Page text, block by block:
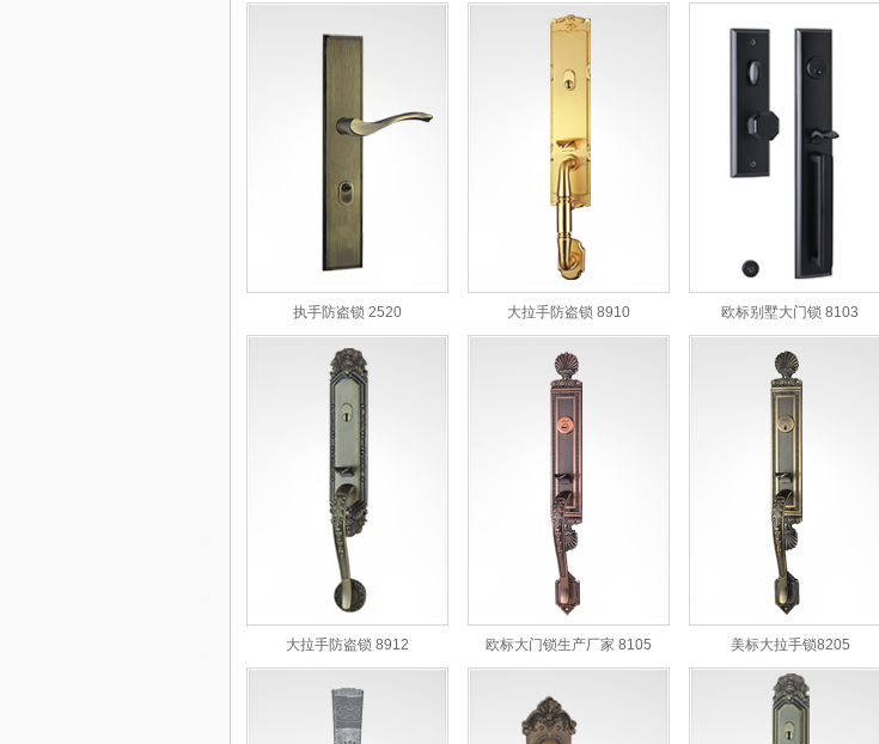
执手防盗锁 2520 大拉手防盗锁 8910 欧标别墅大门锁 8103
大拉手防盗锁 8912 欧标大门锁生产厂家 8105 美标大拉手锁8205